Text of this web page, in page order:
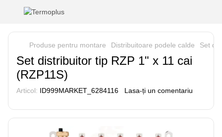
Produse pentru montare Distribuitoare podele calde Set
Set distribuitor tip RZP 1" x 11 cai
(RZP11S)
Articol: ID999MARKET_6284116 Lasa-ți un comentariu